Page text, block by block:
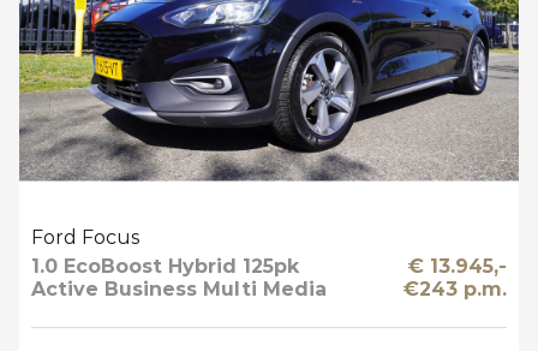
Ford Focus
1.0 EcoBoost Hybrid 125pk
Active Business Multi Media
€ 13.945,-
€243 p.m.